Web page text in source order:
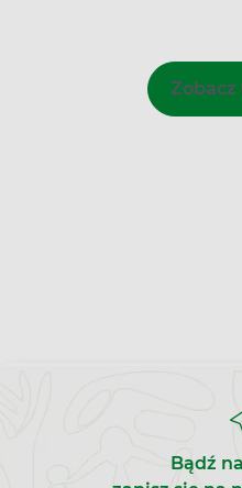
Zobacz
Bądź